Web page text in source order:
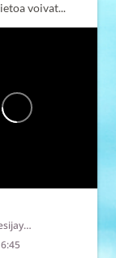
voivat...
vesijaymparisto